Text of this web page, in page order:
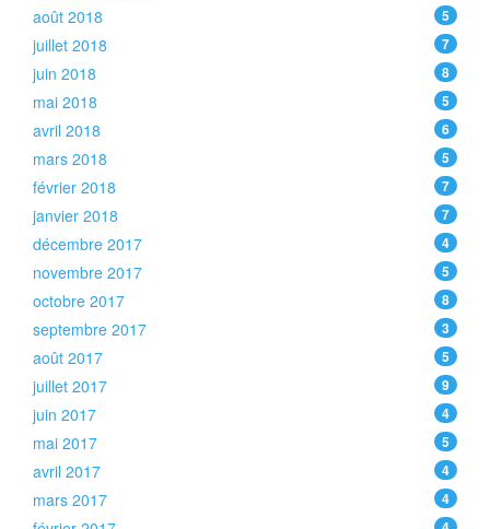
août 2018 5
juillet 2018 7
juin 2018 8
mai 2018 5
avril 2018 6
mars 2018 5
février 2018 7
janvier 2018 7
décembre 2017 4
novembre 2017 5
octobre 2017 8
septembre 2017 3
août 2017 5
juillet 2017 9
juin 2017 4
mai 2017 5
avril 2017 4
mars 2017 4